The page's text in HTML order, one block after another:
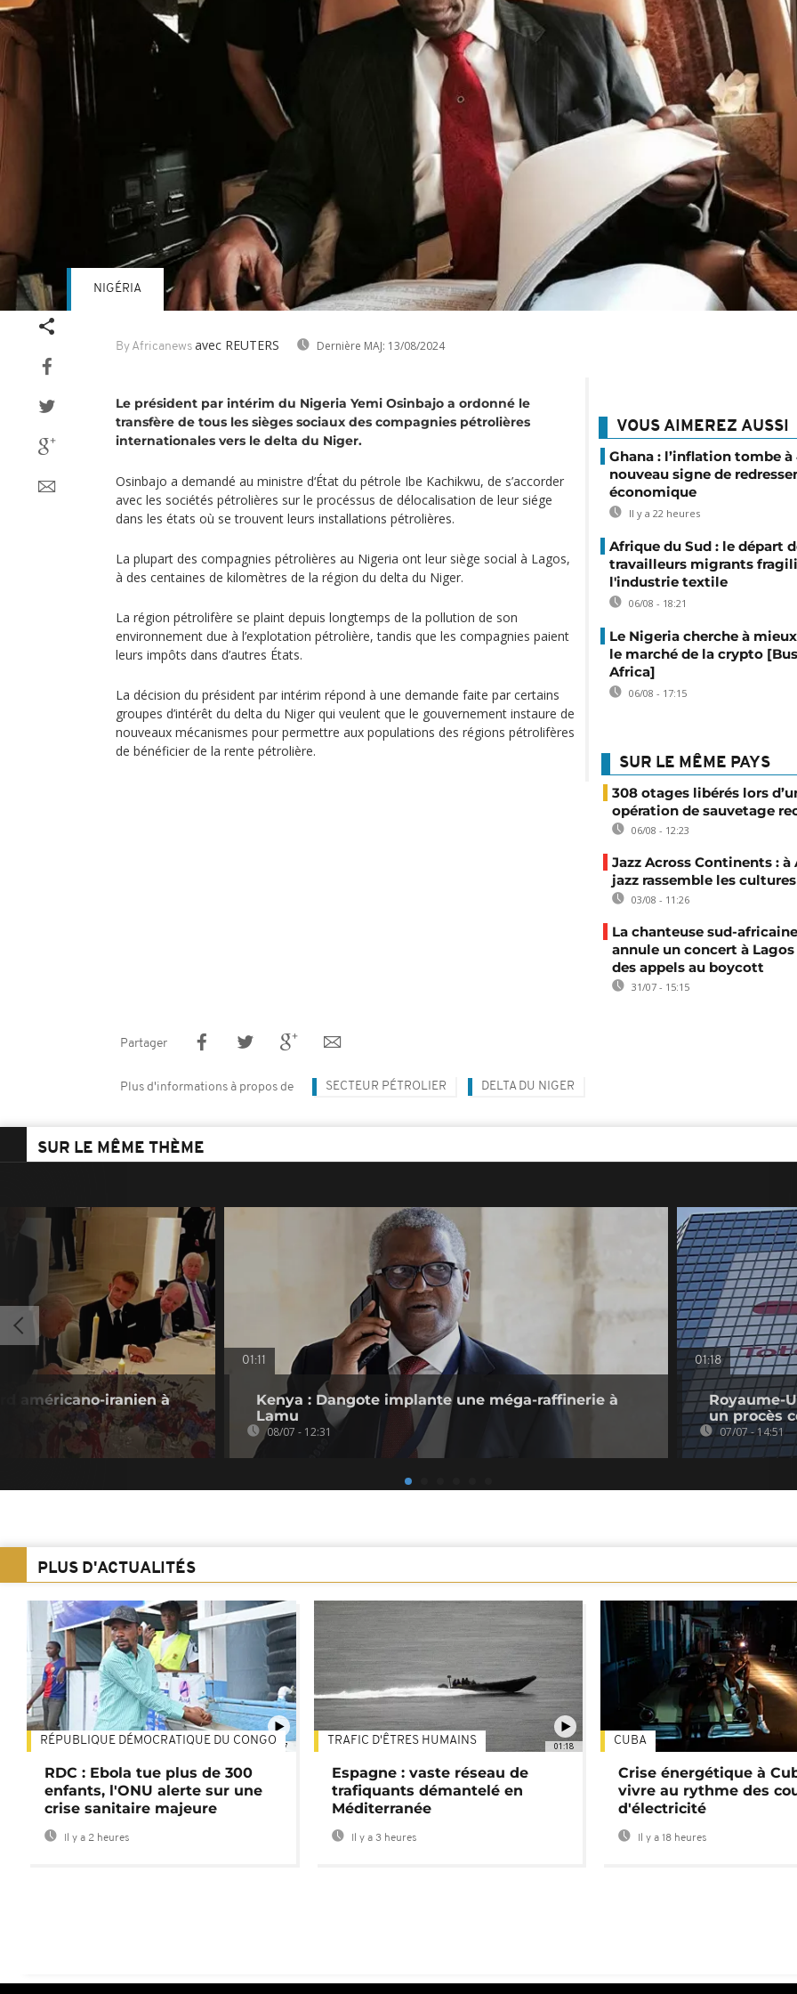
By Africanews avec REUTERS Dernière MAJ: 13/08/2024
NIGÉRIA
Le président par intérim du Nigeria Yemi Osinbajo a ordonné le
transfère de tous les sièges sociaux des compagnies pétrolières
internationales vers le delta du Niger.
Osinbajo a demandé au ministre d‘État du pétrole Ibe Kachikwu, de s’accorder
avec les sociétés pétrolières sur le procéssus de délocalisation de leur siége
dans les états où se trouvent leurs installations pétrolières.
La plupart des compagnies pétrolières au Nigeria ont leur siège social à Lagos,
à des centaines de kilomètres de la région du delta du Niger.
La région pétrolifère se plaint depuis longtemps de la pollution de son
environnement due à l’explotation pétrolière, tandis que les compagnies paient
leurs impôts dans d’autres États.
La décision du président par intérim répond à une demande faite par certains
groupes d’intérêt du delta du Niger qui veulent que le gouvernement instaure de
nouveaux mécanismes pour permettre aux populations des régions pétrolifères
de bénéficier de la rente pétrolière.
VOUS AIMEREZ AUSSI
Ghana : l’inflation tombe à
nouveau signe de
économique
Il y a 22 heures
Afrique du Sud : le départ
travailleurs migrants
l'industrie textile
06/08 - 18:21
Le Nigeria cherche à
le marché de la crypto
Africa]
06/08 - 17:15
SUR LE MÊME PAYS
308 otages libérés lors
opération de sauvetage
06/08 - 12:23
Jazz Across Continents : à
jazz rassemble les cultures
03/08 - 11:26
La chanteuse sud-
annule un concert à Lagos
des appels au boycott
31/07 - 15:15
Partager
Plus d'informations à propos de SECTEUR PÉTROLIER DELTA DU NIGER
SUR LE MÊME THÈME
américano-iranien à
01:11
Kenya : Dangote implante une méga-raffinerie à
Lamu
08/07 - 12:31
01:18
Royaume-
un procès
07/07 - 14:51
PLUS D'ACTUALITÉS
01:47
RÉPUBLIQUE DÉMOCRATIQUE DU CONGO
RDC : Ebola tue plus de 300
enfants, l'ONU alerte sur une
crise sanitaire majeure
Il y a 2 heures
01:18
TRAFIC D'ÊTRES HUMAINS
Espagne : vaste réseau de
trafiquants démantelé en
Méditerranée
Il y a 3 heures
CUBA
Crise énergétique à
vivre au rythme des
d'électricité
Il y a 18 heures